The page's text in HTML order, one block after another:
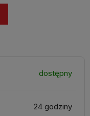
dostępny
24 godziny